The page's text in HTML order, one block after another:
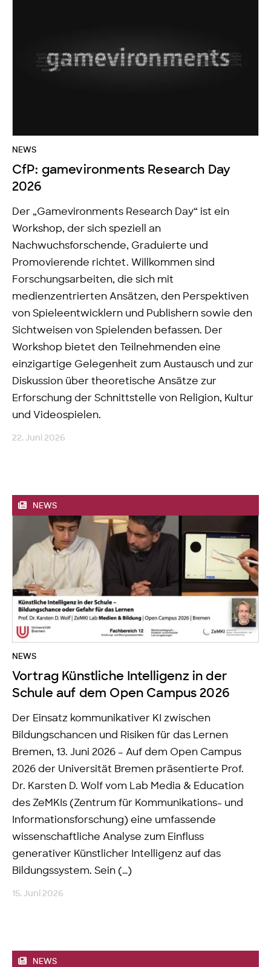
NEWS
CfP: gamevironments Research Day
2026
Der „Gamevironments Research Day“ ist ein
Workshop, der sich speziell an
Nachwuchsforschende, Graduierte und
Promovierende richtet. Willkommen sind
Forschungsarbeiten, die sich mit
medienzentrierten Ansätzen, den Perspektiven
von Spieleentwicklern und Publishern sowie den
Sichtweisen von Spielenden befassen. Der
Workshop bietet den Teilnehmenden eine
einzigartige Gelegenheit zum Austausch und zur
Diskussion über theoretische Ansätze zur
Erforschung der Schnittstelle von Religion, Kultur
und Videospielen.
22. Juni 2026
NEWS
NEWS
Vortrag Künstliche Intelligenz in der
Schule auf dem Open Campus 2026
Der Einsatz kommunikativer KI zwischen
Bildungschancen und Risiken für das Lernen
Bremen, 13. Juni 2026 – Auf dem Open Campus
2026 der Universität Bremen präsentierte Prof.
Dr. Karsten D. Wolf vom Lab Media & Education
des ZeMKIs (Zentrum für Kommunikations- und
Informationsforschung) eine umfassende
wissenschaftliche Analyse zum Einfluss
generativer Künstlicher Intelligenz auf das
Bildungssystem. Sein (…)
15. Juni 2026
NEWS